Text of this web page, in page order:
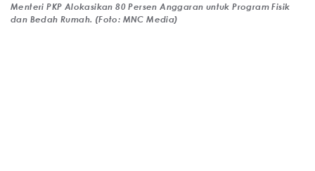
Menteri PKP Alokasikan 80 Persen Anggaran untuk Program Fisik
dan Bedah Rumah. (Foto: MNC Media)